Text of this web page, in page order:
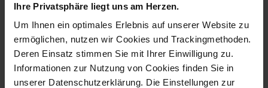
Ihre Privatsphäre liegt uns am Herzen.
Um Ihnen ein optimales Erlebnis auf unserer Website zu
ermöglichen, nutzen wir Cookies und Trackingmethoden.
Deren Einsatz stimmen Sie mit Ihrer Einwilligung zu.
Informationen zur Nutzung von Cookies finden Sie in
unserer Datenschutzerklärung. Die Einstellungen zur